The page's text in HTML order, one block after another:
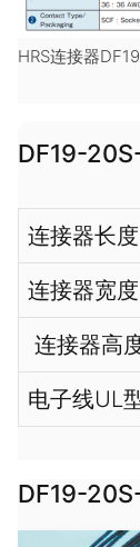
HRS连接器
DF19-
连接器长度
连接器宽度
连接器高
电子线UL
DF19-